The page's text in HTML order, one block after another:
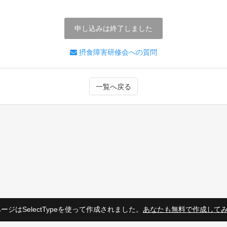
申し込みは終了しました
摂食障害研修会への質問
一覧へ戻る
ジはSelectTypeを使って作成されました。 あなたも無料で作成して